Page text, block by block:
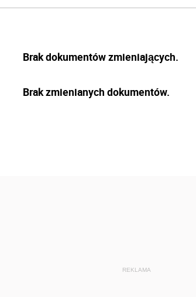
Brak dokumentów zmieniających.
Brak zmienianych dokumentów.